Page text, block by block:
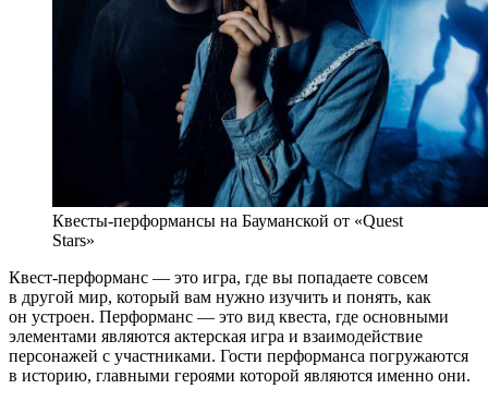
Квесты-перформансы на Бауманской от «Quest
Stars»
Квест-перформанс — это игра, где вы попадаете совсем
в другой мир, который вам нужно изучить и понять, как
он устроен. Перформанс — это вид квеста, где основными
элементами являются актерская игра и взаимодействие
персонажей с участниками. Гости перформанса погружаются
в историю, главными героями которой являются именно они.